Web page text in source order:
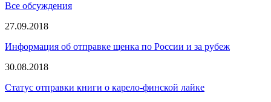
Все обсуждения
27.09.2018
Информация об отправке щенка по России и за рубеж
30.08.2018
Статус отправки книги о карело-финской лайке